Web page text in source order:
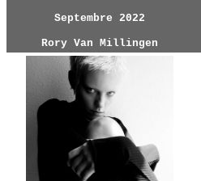
Septembre 2022
Rory Van Millingen